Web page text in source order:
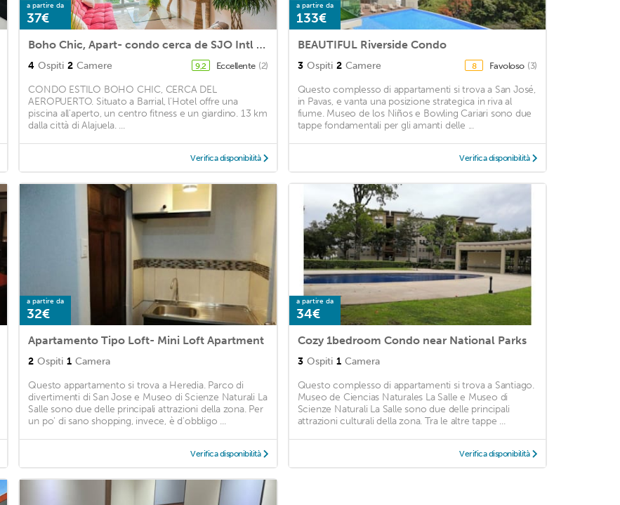
a partire da
37€
Boho Chic, Apart- condo cerca de SJO Intl airport
4 Ospiti 2 Camere 9,2 Eccellente (2)
CONDO ESTILO BOHO CHIC, CERCA DEL
AEROPUERTO. Situato a Barrial, l'Hotel offre una
piscina all'aperto, un centro fitness e un giardino. 13 km
dalla città di Alajuela. ...
Verifica disponibilità
a partire da
133€
BEAUTIFUL Riverside Condo
3 Ospiti 2 Camere 8 Favoloso (3)
Questo complesso di appartamenti si trova a San José,
in Pavas, e vanta una posizione strategica in riva al
fiume. Museo de los Niños e Bowling Cariari sono due
tappe fondamentali per gli amanti delle ...
Verifica disponibilità
a partire da
32€
Apartamento Tipo Loft- Mini Loft Apartment
2 Ospiti 1 Camera
Questo appartamento si trova a Heredia. Parco di
divertimenti di San Jose e Museo di Scienze Naturali La
Salle sono due delle principali attrazioni della zona. Per
un po' di sano shopping, invece, è d'obbligo ...
Verifica disponibilità
a partire da
34€
Cozy 1bedroom Condo near National Parks
3 Ospiti 1 Camera
Questo complesso di appartamenti si trova a Santiago.
Museo de Ciencias Naturales La Salle e Museo di
Scienze Naturali La Salle sono due delle principali
attrazioni culturali della zona. Tra le altre tappe ...
Verifica disponibilità